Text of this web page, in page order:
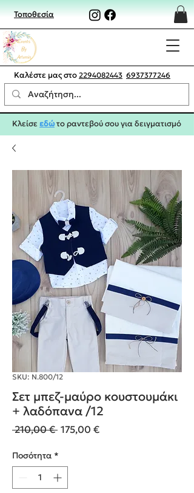
Τοποθεσία
Καλέστε μας στο 2294082443 6937377246
Κλείσεεδώτο ραντεβού σου για δειγματισμό
SKU: Ν.800/12
Σετ μπεζ-μαύρο κουστουμάκι
+ λαδόπανα /12
210,00 € Κανονική
175,00 €Τιμή
Ποσότητα *